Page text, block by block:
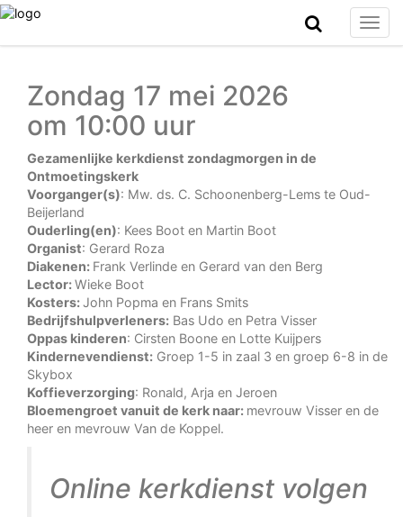
Zondag 17 mei 2026
om 10:00 uur
Gezamenlijke kerkdienst zondagmorgen in de
Ontmoetingskerk
Voorganger(s): Mw. ds. C. Schoonenberg-Lems te Oud-
Beijerland
Ouderling(en): Kees Boot en Martin Boot
Organist: Gerard Roza
Diakenen: Frank Verlinde en Gerard van den Berg
Lector:Wieke Boot
Kosters:John Popma en Frans Smits
Bedrijfshulpverleners: Bas Udo en Petra Visser
Oppas kinderen: Cirsten Boone en Lotte Kuijpers
Kindernevendienst: Groep 1-5 in zaal 3 en groep 6-8 in de
Skybox
Koffieverzorging: Ronald, Arja en Jeroen
Bloemengroet vanuit de kerk naar: mevrouw Visser en de
heer en mevrouw Van de Koppel.
Online kerkdienst volgen